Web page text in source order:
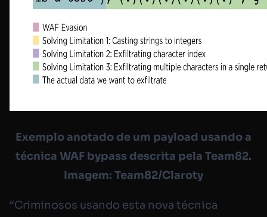
Exemplo anotado de um payload usando a
técnica WAF bypass descrita pela Team82.
Imagem: Team82/Claroty
“Criminosos usando esta nova técnica